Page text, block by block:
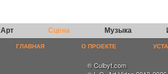
Арт Сцена Музыка
ГЛАВНАЯ О ПРОЕКТЕ
® Culbyt.com